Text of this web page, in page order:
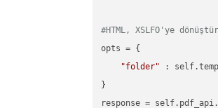
#HTML, XSLFO'ye
opts = {
"folder" :
}